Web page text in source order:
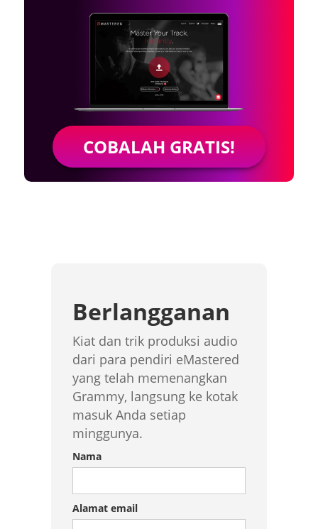
COBALAH GRATIS!
Berlangganan
Kiat dan trik produksi audio
dari para pendiri eMastered
yang telah memenangkan
Grammy, langsung ke kotak
masuk Anda setiap
minggunya.
Nama
Alamat email